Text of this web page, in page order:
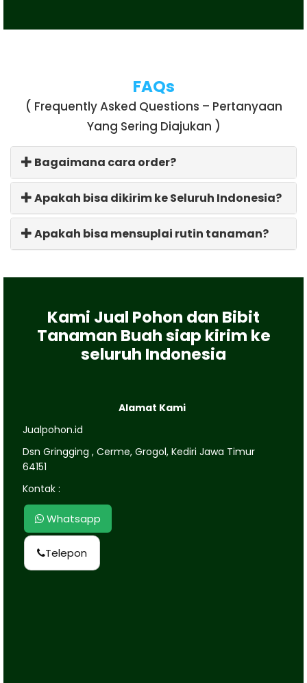
FAQs
( Frequently Asked Questions – Pertanyaan
Yang Sering Diajukan )
Bagaimana cara order?
Apakah bisa dikirim ke Seluruh Indonesia?
Apakah bisa mensuplai rutin tanaman?
Kami Jual Pohon dan Bibit
Tanaman Buah siap kirim ke
seluruh Indonesia
Alamat Kami
Jualpohon.id
Dsn Gringging , Cerme, Grogol, Kediri Jawa Timur
64151
Kontak :
Whatsapp
Telepon